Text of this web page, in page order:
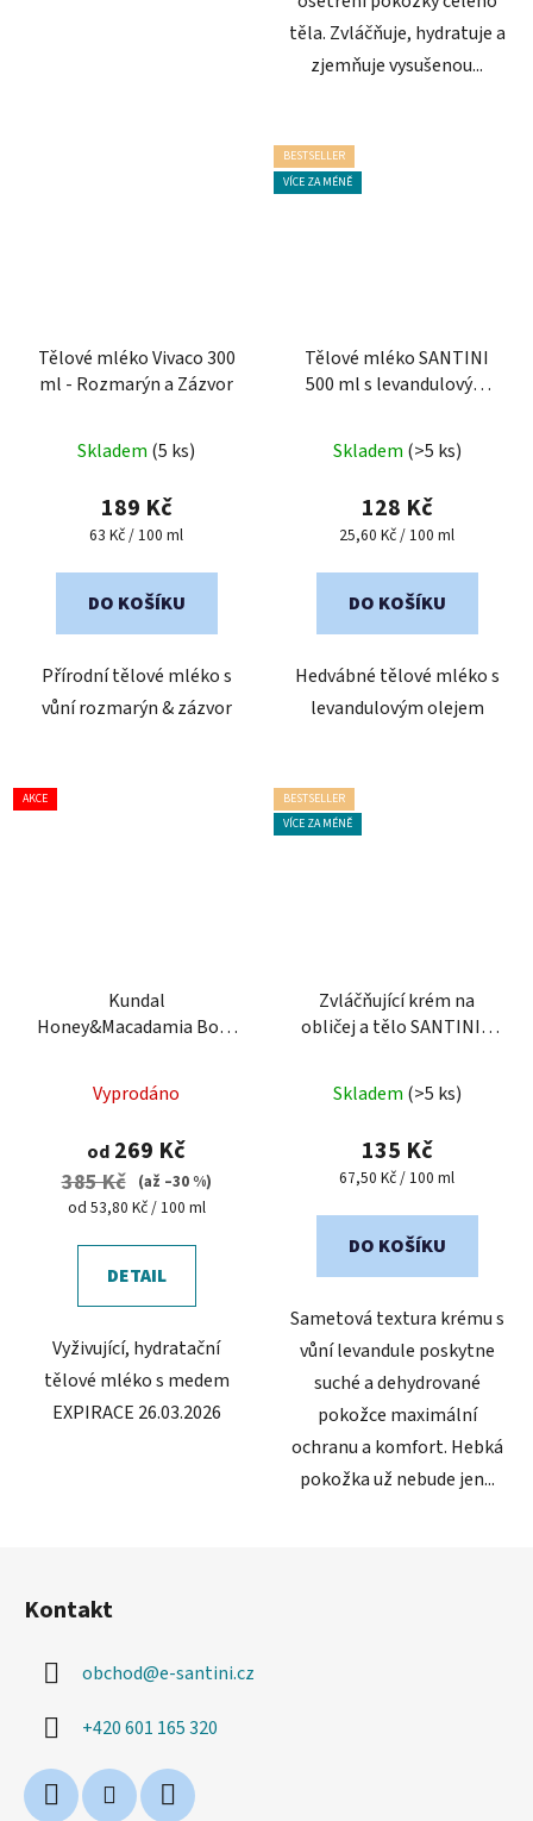
těla. Zvláčňuje, hydratuje a
zjemňuje vysušenou...
Tělové mléko Vivaco 300
ml - Rozmarýn a Zázvor
Skladem (5 ks)
189 Kč
Měrná
63 Kč / 100 ml
DO KOŠÍKU
Přírodní tělové mléko s
vůní rozmarýn & zázvor
BESTSELLER
VÍCE ZA MÉNĚ
Tělové mléko SANTINI
500 ml s levandulovým
hodnocení
produktu
je
z
Skladem (>5 ks)
128 Kč
Měrná
25,60 Kč / 100 ml
DO KOŠÍKU
Hedvábné tělové mléko s
levandulovým olejem
AKCE
Kundal
Honey&Macadamia Body
tělové mléko
Vyprodáno
od 269 Kč
385 Kč
(až –30 %)
Měrná
od 53,80 Kč / 100 ml
DETAIL
Vyživující, hydratační
tělové mléko s medem
EXPIRACE 26.03.2026
BESTSELLER
VÍCE ZA MÉNĚ
Zvláčňující krém na
obličej a tělo SANTINI s
hodnocení
produktu
je
z
Skladem (>5 ks)
135 Kč
Měrná
67,50 Kč / 100 ml
DO KOŠÍKU
Sametová textura krému s
vůní levandule poskytne
suché a dehydrované
pokožce maximální
ochranu a komfort. Hebká
pokožka už nebude jen...
Kontakt
obchod@e-santini.cz
+420 601 165 320